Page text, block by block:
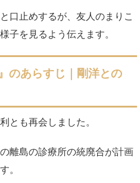
口止めするが、友人のまりこ
子を見るよう伝えます。
のあらすじ｜剛洋との
とも再会しました。
離島の診療所の統廃合が計画
。